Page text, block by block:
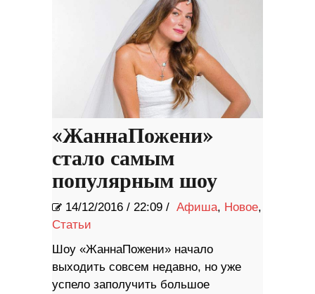
«ЖаннаПожени»
стало самым
популярным шоу
14/12/2016 / 22:09 / Афиша, Новое,
Статьи
Шоу «ЖаннаПожени» начало
выходить совсем недавно, но уже
успело заполучить большое